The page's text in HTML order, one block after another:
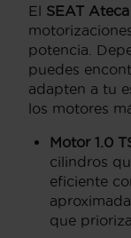
El SEAT Ateca
potencia.
puedes
adapten a tu
los motores
Motor 1.0
cilindros
eficiente
que